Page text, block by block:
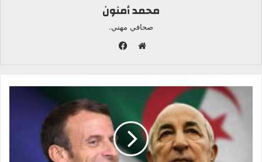
محمد أمنون
صحافي مهني.
و
ق
و
ي
س
ب